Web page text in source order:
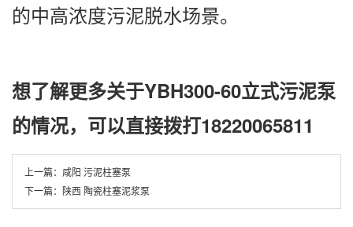
的中高浓度污泥脱水场景。
想了解更多关于YBH300-60立式污泥泵
的情况，可以直接拨打18220065811
上一篇： 咸阳 污泥柱塞泵
下一篇： 陕西 陶瓷柱塞泥浆泵